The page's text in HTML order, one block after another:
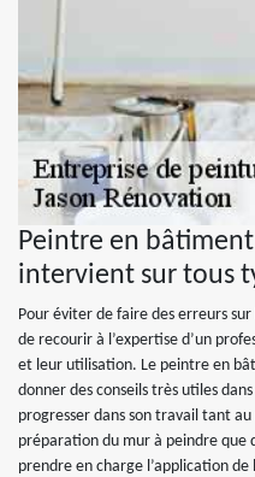
Peintre en
intervient sur tous
Pour éviter de faire des erreurs
de recourir à l’expertise d’un
et leur utilisation. Le peintre en
donner des conseils très utiles
progresser dans son travail tant
préparation du mur à peindre que
prendre en charge l’application